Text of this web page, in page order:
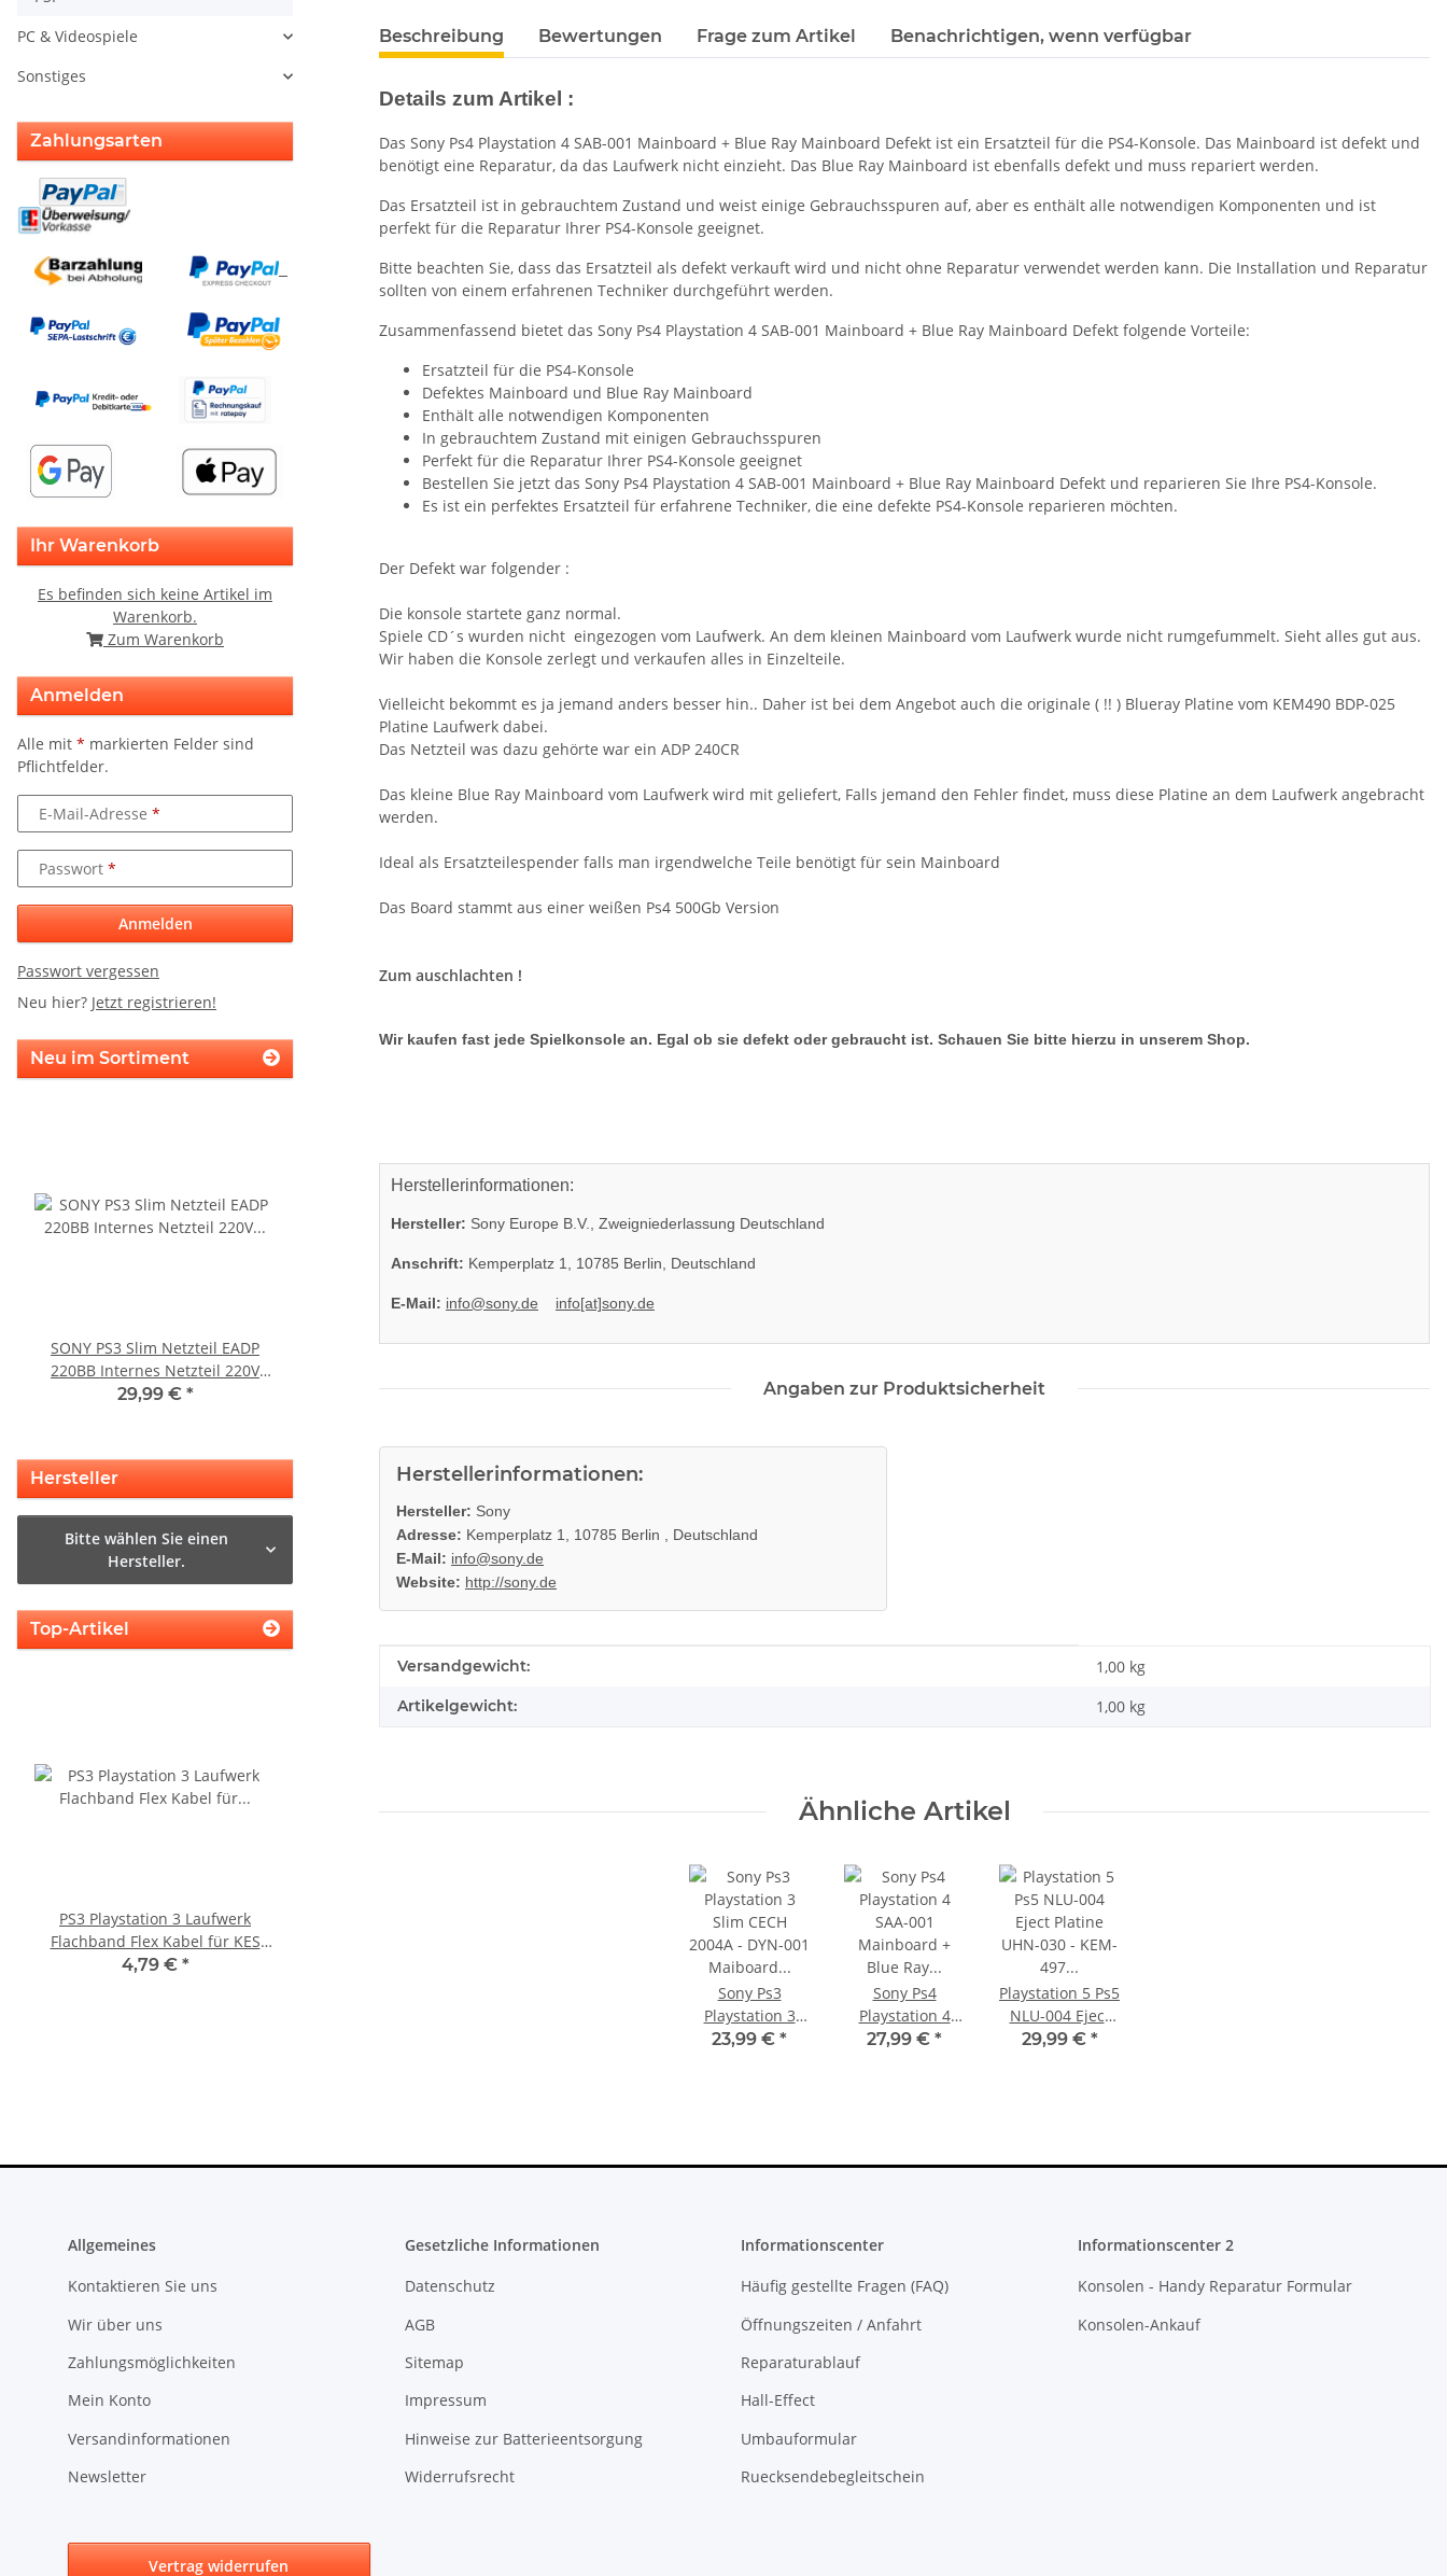
weitere Registerkarten anzeigen
Beschreibung Bewertungen Frage zum Artikel Benachrichtigen, wenn verfügbar
Details zum Artikel :
Das Sony Ps4 Playstation 4 SAB-001 Mainboard + Blue Ray Mainboard Defekt ist ein Ersatzteil für die PS4-Konsole. Das Mainboard ist defekt und
benötigt eine Reparatur, da das Laufwerk nicht einzieht. Das Blue Ray Mainboard ist ebenfalls defekt und muss repariert werden.
Das Ersatzteil ist in gebrauchtem Zustand und weist einige Gebrauchsspuren auf, aber es enthält alle notwendigen Komponenten und ist
perfekt für die Reparatur Ihrer PS4-Konsole geeignet.
Bitte beachten Sie, dass das Ersatzteil als defekt verkauft wird und nicht ohne Reparatur verwendet werden kann. Die Installation und Reparatur
sollten von einem erfahrenen Techniker durchgeführt werden.
Zusammenfassend bietet das Sony Ps4 Playstation 4 SAB-001 Mainboard + Blue Ray Mainboard Defekt folgende Vorteile:
Ersatzteil für die PS4-Konsole
Defektes Mainboard und Blue Ray Mainboard
Enthält alle notwendigen Komponenten
In gebrauchtem Zustand mit einigen Gebrauchsspuren
Perfekt für die Reparatur Ihrer PS4-Konsole geeignet
Bestellen Sie jetzt das Sony Ps4 Playstation 4 SAB-001 Mainboard + Blue Ray Mainboard Defekt und reparieren Sie Ihre PS4-Konsole.
Es ist ein perfektes Ersatzteil für erfahrene Techniker, die eine defekte PS4-Konsole reparieren möchten.
Der Defekt war folgender :
Die konsole startete ganz normal.
Spiele CD´s wurden nicht eingezogen vom Laufwerk. An dem kleinen Mainboard vom Laufwerk wurde nicht rumgefummelt. Sieht alles gut aus.
Wir haben die Konsole zerlegt und verkaufen alles in Einzelteile.
Vielleicht bekommt es ja jemand anders besser hin.. Daher ist bei dem Angebot auch die originale ( !! ) Blueray Platine vom KEM490 BDP-025
Platine Laufwerk dabei.
Das Netzteil was dazu gehörte war ein ADP 240CR
Das kleine Blue Ray Mainboard vom Laufwerk wird mit geliefert, Falls jemand den Fehler findet, muss diese Platine an dem Laufwerk angebracht
werden.
Ideal als Ersatzteilespender falls man irgendwelche Teile benötigt für sein Mainboard
Das Board stammt aus einer weißen Ps4 500Gb Version
Zum auschlachten !
Wir kaufen fast jede Spielkonsole an. Egal ob sie defekt oder gebraucht ist. Schauen Sie bitte hierzu in unserem Shop.
Herstellerinformationen:
Hersteller: Sony Europe B.V., Zweigniederlassung Deutschland
Anschrift: Kemperplatz 1, 10785 Berlin, Deutschland
E-Mail: info@sony.de info[at]sony.de
Angaben zur Produktsicherheit
Herstellerinformationen:
Hersteller: Sony
Adresse: Kemperplatz 1, 10785 Berlin , Deutschland
E-Mail: info@sony.de
Website: http://sony.de
Produkteigenschaft
Wert
Versandgewicht: 1,00 kg
Artikelgewicht: 1,00 kg
Ähnliche Artikel
Sony Ps3
Playstation 3
Slim CECH
23,99 € *
Sony Ps4
Playstation 4
SAA-001
27,99 € *
Playstation 5 Ps5
NLU-004 Eject
Platine UHN-030
29,99 € *
PC & Videospiele
Sonstiges
Zahlungsarten
Ihr Warenkorb
Es befinden sich keine Artikel im
Warenkorb.
Zum Warenkorb
Anmelden
Alle mit * markierten Felder sind
Pflichtfelder.
E-Mail-Adresse
Passwort
Anmelden
Passwort vergessen
Neu hier? Jetzt registrieren!
Neu im Sortiment
SONY PS3 Slim Netzteil EADP
220BB Internes Netzteil 220V
gebraucht
29,99 € *
SONY PS3 Slim Netzteil APS250
29,99 €*
KEM 450AAA Laufwerk oberteil
gebraucht
10,99 €
Hersteller
Bitte wählen Sie einen
Hersteller.
Top-Artikel
PS3 Playstation 3 Laufwerk
Flachband Flex Kabel für KES
KEM 450DAA 450EAA Laser Slim
4,79 € *
Xbox 360 Netzteil (PAL) - 150 Watt
12V - 12,1A für Jasper
Mainboards gebraucht
22,99 €*
Allgemeines
Kontaktieren Sie uns
Wir über uns
Zahlungsmöglichkeiten
Mein Konto
Versandinformationen
Newsletter
Gesetzliche Informationen
Datenschutz
AGB
Sitemap
Impressum
Hinweise zur Batterieentsorgung
Widerrufsrecht
Informationscenter
Häufig gestellte Fragen (FAQ)
Öffnungszeiten / Anfahrt
Reparaturablauf
Hall-Effect
Umbauformular
Ruecksendebegleitschein
Informationscenter 2
Konsolen - Handy Reparatur Formular
Konsolen-Ankauf
Vertrag widerrufen